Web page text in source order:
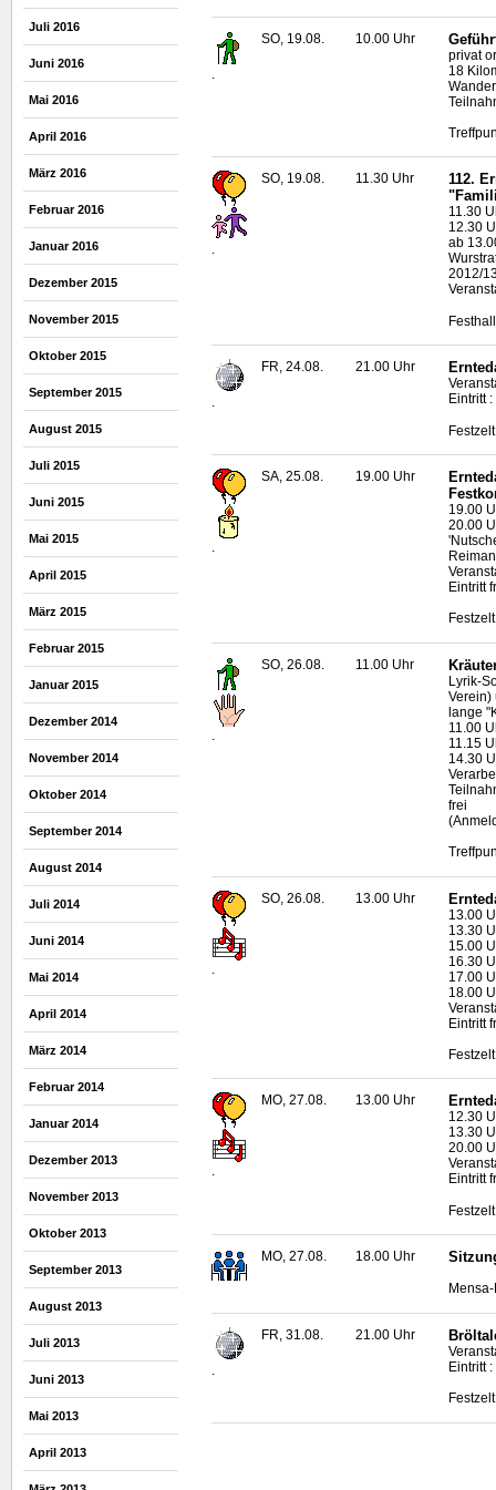
Juli 2016
Juni 2016
Mai 2016
April 2016
März 2016
Februar 2016
Januar 2016
Dezember 2015
November 2015
Oktober 2015
September 2015
August 2015
Juli 2015
Juni 2015
Mai 2015
April 2015
März 2015
Februar 2015
Januar 2015
Dezember 2014
November 2014
Oktober 2014
September 2014
August 2014
Juli 2014
Juni 2014
Mai 2014
April 2014
März 2014
Februar 2014
Januar 2014
Dezember 2013
November 2013
Oktober 2013
September 2013
August 2013
Juli 2013
Juni 2013
Mai 2013
April 2013
SO, 19.08. 10.00 Uhr
privat
18
.
SO, 19.08. 11.30 Uhr
112.
11.30
12.30
ab
2012/
.
FR, 24.08. 21.00 Uhr
Eintritt
.
SA, 25.08. 19.00 Uhr
19.00
20.00
Eintritt
SO, 26.08. 11.00 Uhr
Lyrik-
Verein)
lange
11.00
11.15
14.30
frei
SO, 26.08. 13.00 Uhr
13.00
13.30
15.00
16.30
17.00
18.00
Eintritt
.
MO, 27.08. 13.00 Uhr
12.30
13.30
20.00
Eintritt
MO, 27.08. 18.00 Uhr
.
FR, 31.08. 21.00 Uhr
Eintritt